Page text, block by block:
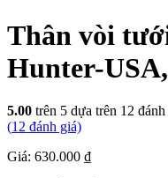
Thân vòi
Hunter-
5.00 trên 5 dựa trên 12 đánh
(12 đánh giá)
Giá: 630.000 ₫